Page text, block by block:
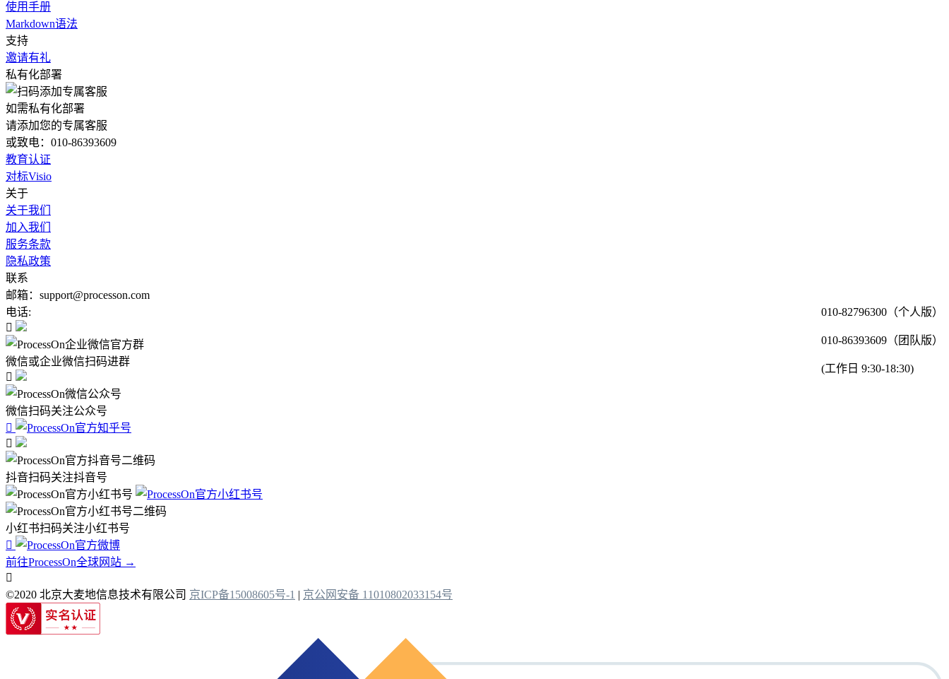
使用手册
Markdown语法
支持
邀请有礼
私有化部署
如需私有化部署
请添加您的专属客服
或致电：010-86393609
教育认证
对标Visio
关于
关于我们
加入我们
服务条款
隐私政策
联系
邮箱：support@processon.com
电话:
010-82796300（个人版）
010-86393609（团队版）
(工作日 9:30-18:30)

微信或企业微信扫码进群

微信扫码关注公众号


抖音扫码关注抖音号
小红书扫码关注小红书号

前往ProcessOn全球网站 →

©2020 北京大麦地信息技术有限公司 京ICP备15008605号-1 | 京公网安备 11010802033154号